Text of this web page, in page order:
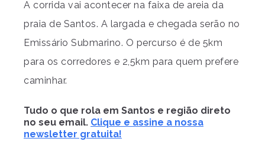
A corrida vai acontecer na faixa de areia da
praia de Santos. A largada e chegada serão no
Emissário Submarino. O percurso é de 5km
para os corredores e 2,5km para quem prefere
caminhar.
Tudo o que rola em Santos e região direto
no seu email. Clique e assine a nossa
newsletter gratuita!